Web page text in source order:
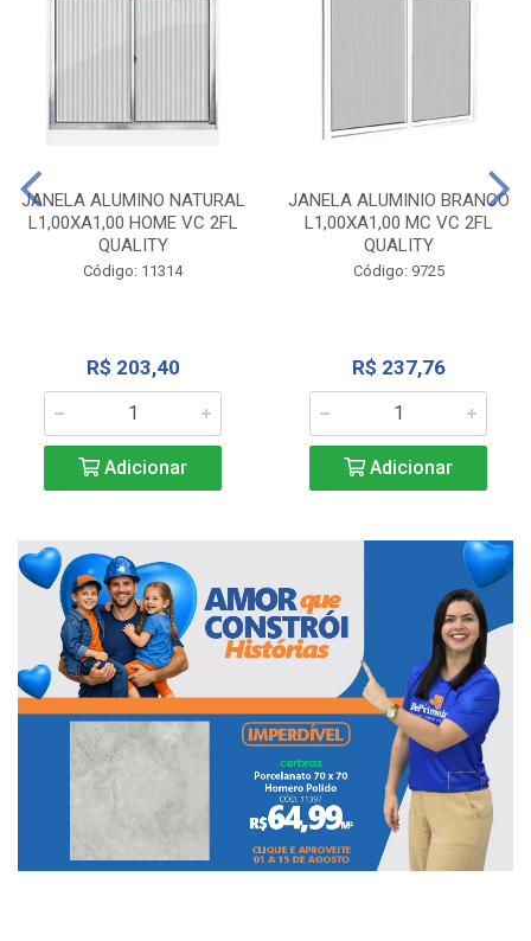
JANELA ALUMINO NATURAL
L1,00XA1,00 HOME VC 2FL
QUALITY
Código: 11314
R$ 203,40
Adicionar
JANELA ALUMINIO BRANCO
L1,00XA1,00 MC VC 2FL
QUALITY
Código: 9725
R$ 237,76
Adicionar